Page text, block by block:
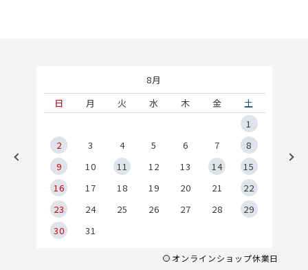
8月
日
月 火 水 木 金
土
1
2
3 4 5 6 7
8
9
10 11 12 13 14
15
16
17 18 19 20 21
22
23
24 25 26 27 28
29
30
31
オンラインショップ休業日